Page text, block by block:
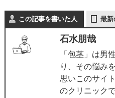
この記事を書いた人 最新
石水朋哉
「包茎」は男
り、その悩み
思いこのサイ
のクリニック